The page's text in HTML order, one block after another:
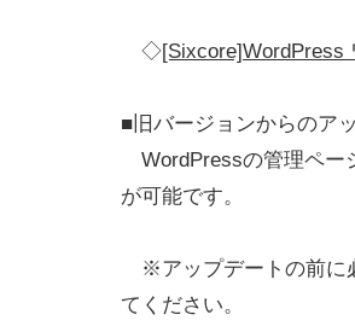
◇[Sixcore]WordPress
■旧バージョンからのア
WordPressの管理ペー
が可能です。
※アップデートの前に
てください。